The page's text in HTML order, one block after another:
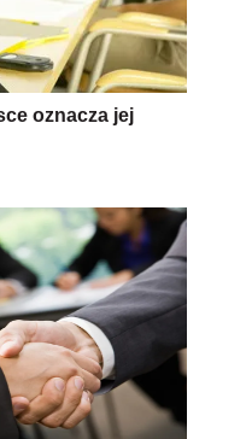
oznacza jej